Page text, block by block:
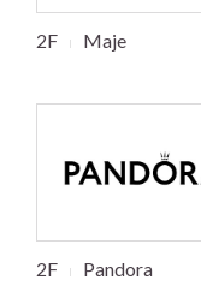
2F Maje
2F Pandora